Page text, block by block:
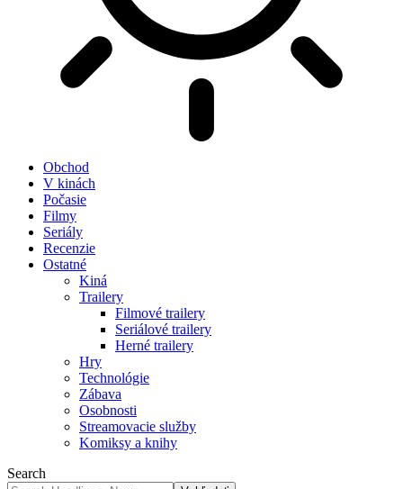
Obchod
V kinách
Počasie
Filmy
Seriály
Recenzie
Ostatné
Kiná
Trailery
Filmové trailery
Seriálové trailery
Herné trailery
Hry
Technológie
Zábava
Osobnosti
Streamovacie služby
Komiksy a knihy
Search